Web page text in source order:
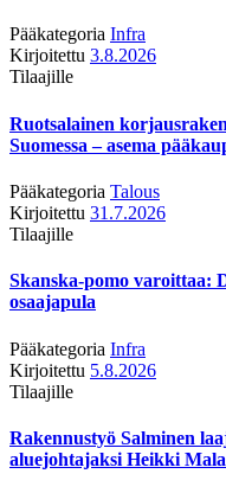
Pääkategoria Infra
Kirjoitettu 3.8.2026
Tilaajille
Ruotsalainen
Suomessa – asema
Pääkategoria Talous
Kirjoitettu 31.7.2026
Tilaajille
Skanska-pomo varoittaa:
osaajapula
Pääkategoria Infra
Kirjoitettu 5.8.2026
Tilaajille
Rakennustyö Salminen
aluejohtajaksi Heikki